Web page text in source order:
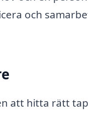
och
att hitta rätt